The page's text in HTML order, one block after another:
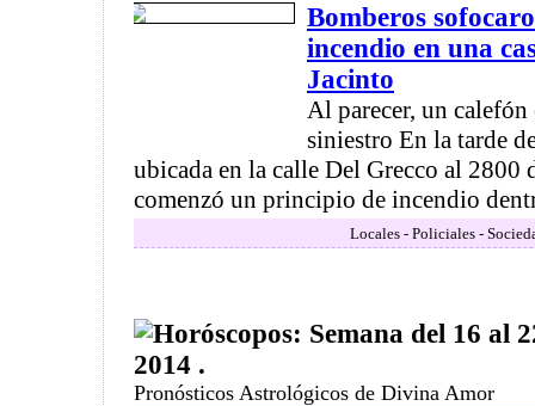
Bomberos
incendio en una
Jacinto
Al parecer, un
siniestro En la tarde
ubicada en la calle Del Grecco al 2800
comenzó un principio de incendio
Locales - Policiales -
Horóscopos: Semana del 16 al
2014 .
Pronósticos Astrológicos de Divina Amor